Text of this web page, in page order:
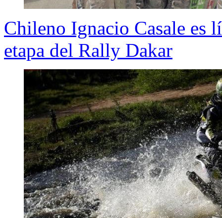
Chileno Ignacio Casale es
etapa del Rally Dakar